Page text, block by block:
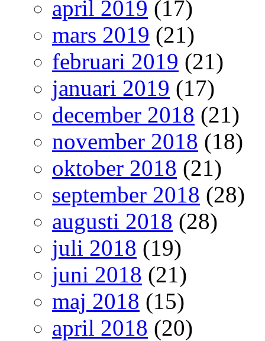
april 2019 (17)
mars 2019 (21)
februari 2019 (21)
januari 2019 (17)
december 2018 (21)
november 2018 (18)
oktober 2018 (21)
september 2018 (28)
augusti 2018 (28)
juli 2018 (19)
juni 2018 (21)
maj 2018 (15)
april 2018 (20)